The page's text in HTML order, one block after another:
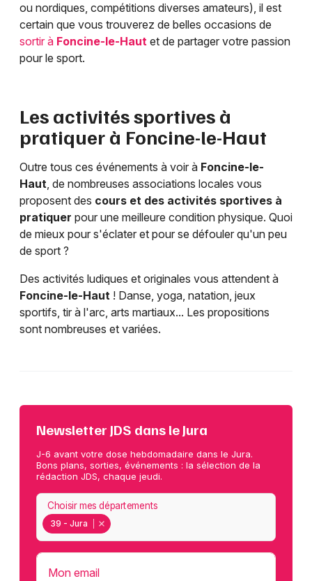
ou nordiques, compétitions diverses amateurs), il est
certain que vous trouverez de belles occasions de
sortir à Foncine-le-Haut et de partager votre passion
pour le sport.
Les activités sportives à
pratiquer à Foncine-le-Haut
Outre tous ces événements à voir à Foncine-le-
Haut, de nombreuses associations locales vous
proposent des cours et des activités sportives à
pratiquer pour une meilleure condition physique. Quoi
de mieux pour s'éclater et pour se défouler qu'un peu
de sport ?
Des activités ludiques et originales vous attendent à
Foncine-le-Haut ! Danse, yoga, natation, jeux
sportifs, tir à l'arc, arts martiaux... Les propositions
sont nombreuses et variées.
Newsletter JDS dans le Jura
J-6 avant votre dose hebdomadaire dans le Jura.
Bons plans, sorties, événements : la sélection de la
rédaction JDS, chaque jeudi.
39 - Jura
Choisir mes départements
Mon email